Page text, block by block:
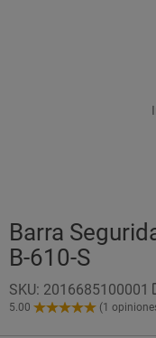
Barra
B-610-S
SKU: 2016685100001
5.00
5.00
(1